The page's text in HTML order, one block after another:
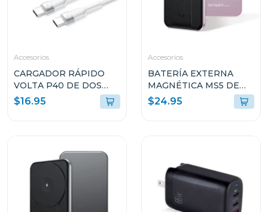
Accesorios
CARGADOR RÁPIDO
VOLTA P40 DE DOS
PUERTOS CON CABLE
USB TIPO C
$16.95
Accesorios
BATERÍA EXTERNA
MAGNÉTICA MS5 DE
5000MAH DE
ALUMINIO ROSA
$24.95